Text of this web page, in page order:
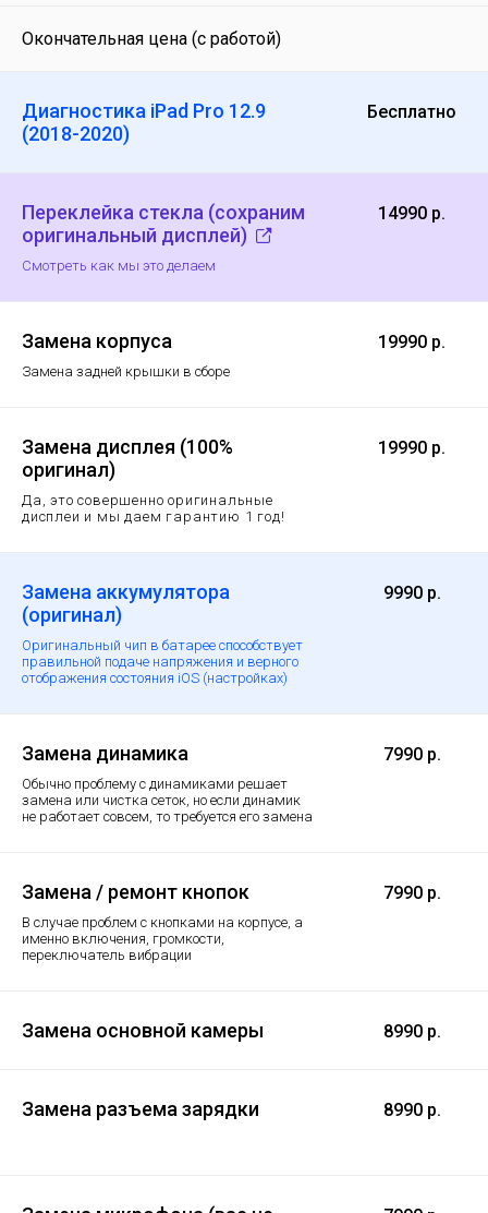
Окончательная цена (с работой)
Диагностика iPad Pro 12.9
(2018-2020)
Бесплатно
Переклейка стекла (сохраним
оригинальный дисплей)
Смотреть как мы это делаем
14990 р.
Замена корпуса
Замена задней крышки в сборе
19990 р.
Замена дисплея (100%
оригинал)
Да, это совершенно оригинальные
дисплеи и мы даем гарантию 1 год!
19990 р.
Замена аккумулятора
(оригинал)
Оригинальный чип в батарее способствует
правильной подаче напряжения и верного
отображения состояния iOS (настройках)
9990 р.
Замена динамика
Обычно проблему с динамиками решает
замена или чистка сеток, но если динамик
не работает совсем, то требуется его замена
7990 р.
Замена / ремонт кнопок
В случае проблем с кнопками на корпусе, а
именно включения, громкости,
переключатель вибрации
7990 р.
Замена основной камеры 8990 р.
Замена разъема зарядки 8990 р.